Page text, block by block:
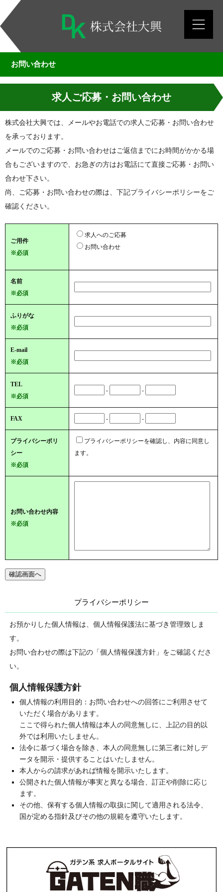
お問い合わせ
求人ご応募・お問い合わせ
株式会社大興では、メールやお電話での求人ご応募・お問い合わせ
を承っております。
メールでのご応募・お問い合わせはご返信までにお時間がかかる場
合もございますので、お急ぎの方はお電話にて直接ご応募・お問い
合わせ下さい。
尚、ご応募・お問い合わせの際は、下記プライバシーポリシーをご
確認ください。
ご用件
※必須
求人へのご応募
お問い合わせ
名前
※必須
ふりがな
※必須
E-mail
※必須
TEL
※必須
- -
FAX - -
プライバシーポリ
シー
※必須
プライバシーポリシーを確認し、内容に同意し
ます。
お問い合わせ内容
※必須
プライバシーポリシー
お預かりした個人情報は、個人情報保護法に基づき管理致しま
す。
お問い合わせの際は下記の「個人情報保護方針」をご確認くださ
い。
個人情報保護方針
個人情報の利用目的：お問い合わせへの回答にご利用させて
いただく場合があります。
ここで得られた個人情報は本人の同意無しに、上記の目的以
外では利用いたしません。
法令に基づく場合を除き、本人の同意無しに第三者に対しデ
ータを開示・提供することはいたしません。
本人からの請求があれば情報を開示いたします。
公開された個人情報が事実と異なる場合、訂正や削除に応じ
ます。
その他、保有する個人情報の取扱に関して適用される法令、
国が定める指針及びその他の規範を遵守いたします。